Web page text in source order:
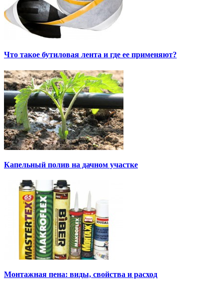
Что такое бутиловая лента и где ее применяют?
Капельный полив на дачном участке
Монтажная пена: виды, свойства и расход